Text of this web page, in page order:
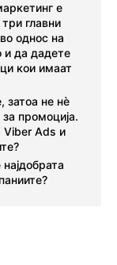
е
главни
однос на
и да дадете
кои имаат
затоа не нè
промоција.
Viber Ads и